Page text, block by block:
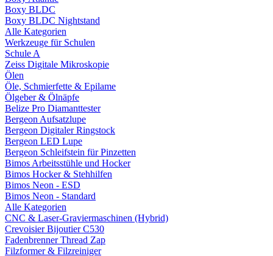
Boxy BLDC
Boxy BLDC Nightstand
Alle Kategorien
Werkzeuge für Schulen
Schule A
Zeiss Digitale Mikroskopie
Ölen
Öle, Schmierfette & Epilame
Ölgeber & Ölnäpfe
Belize Pro Diamanttester
Bergeon Aufsatzlupe
Bergeon Digitaler Ringstock
Bergeon LED Lupe
Bergeon Schleifstein für Pinzetten
Bimos Arbeitsstühle und Hocker
Bimos Hocker & Stehhilfen
Bimos Neon - ESD
Bimos Neon - Standard
Alle Kategorien
CNC & Laser-Graviermaschinen (Hybrid)
Crevoisier Bijoutier C530
Fadenbrenner Thread Zap
Filzformer & Filzreiniger